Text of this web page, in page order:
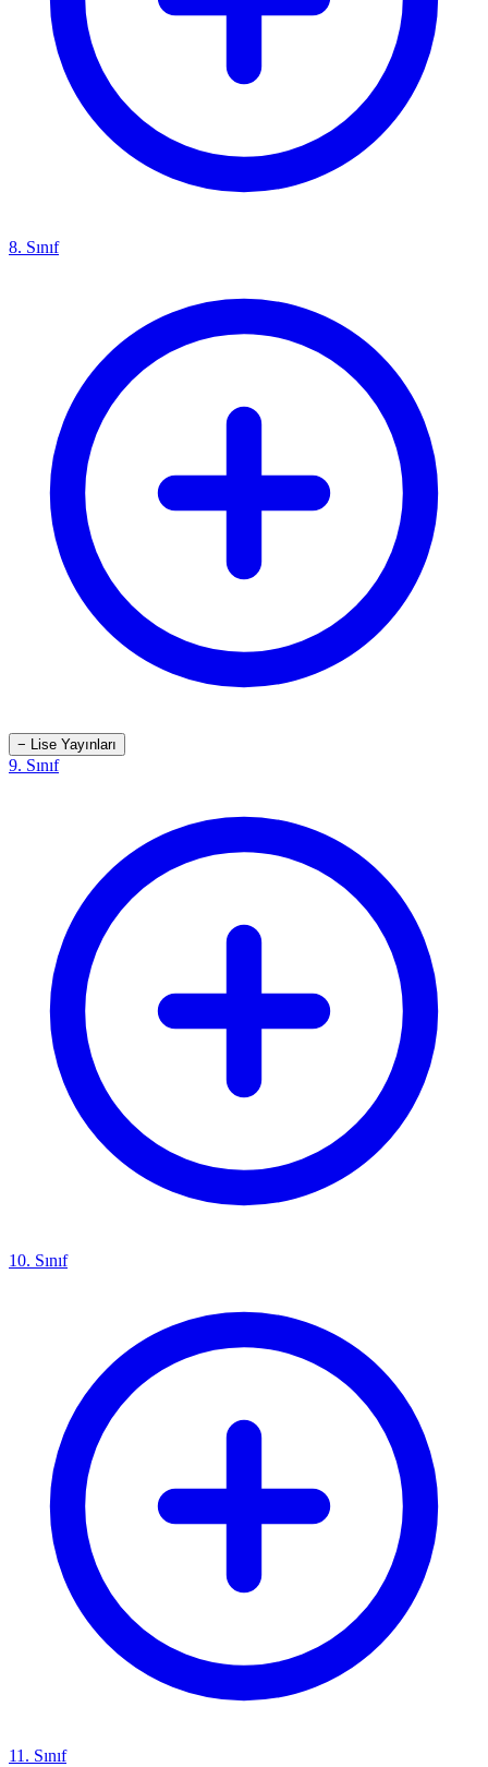
8. Sınıf
− Lise Yayınları
9. Sınıf
10. Sınıf
11. Sınıf